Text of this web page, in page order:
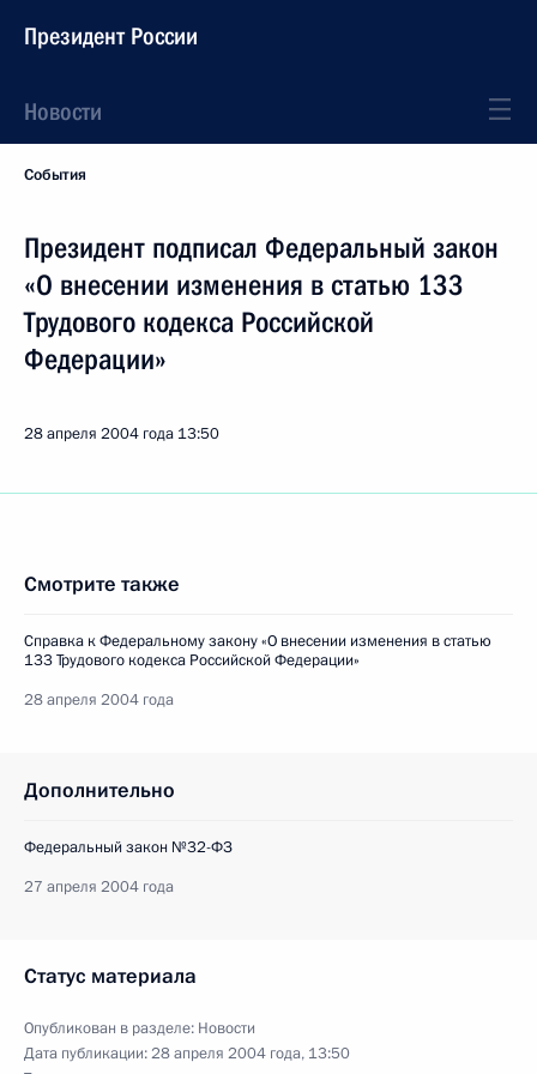
Президент России
Новости
События
Президент подписал Федеральный закон
«О внесении изменения в статью 133
Трудового кодекса Российской
Федерации»
28 апреля 2004 года 13:50
Смотрите также
Справка к Федеральному закону «О внесении изменения в статью
133 Трудового кодекса Российской Федерации»
28 апреля 2004 года
Дополнительно
Федеральный закон №32-ФЗ
27 апреля 2004 года
Статус материала
Опубликован в разделе: Новости
Дата публикации:28 апреля 2004 года, 13:50